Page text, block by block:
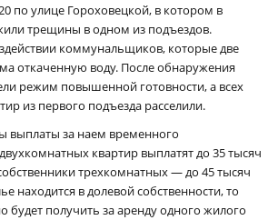
по улице Гороховецкой, в котором в
трещины в одном из подъездов.
коммунальщиков, которые две
откаченную воду. После обнаружения
режим повышенной готовности, а всех
из первого подъезда расселили.
выплаты за наем временного
квартир выплатят до 35 тысяч
трехкомнатных — до 45 тысяч
находится в долевой собственности, то
получить за аренду одного жилого